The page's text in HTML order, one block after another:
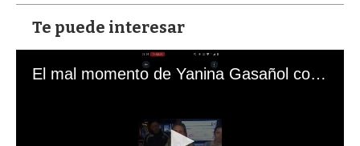
Te puede interesar
El mal momento de Yanina Gasañol con un hincha argentino en "Subrayado"